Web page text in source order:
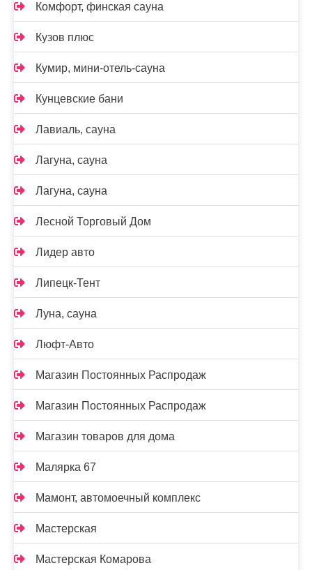
Комфорт, финская сауна
Кузов плюс
Кумир, мини-отель-сауна
Кунцевские бани
Лавиаль, сауна
Лагуна, сауна
Лагуна, сауна
Лесной Торговый Дом
Лидер авто
Липецк-Тент
Луна, сауна
Люфт-Авто
Магазин Постоянных Распродаж
Магазин Постоянных Распродаж
Магазин товаров для дома
Малярка 67
Мамонт, автомоечный комплекс
Мастерская
Мастерская Комарова